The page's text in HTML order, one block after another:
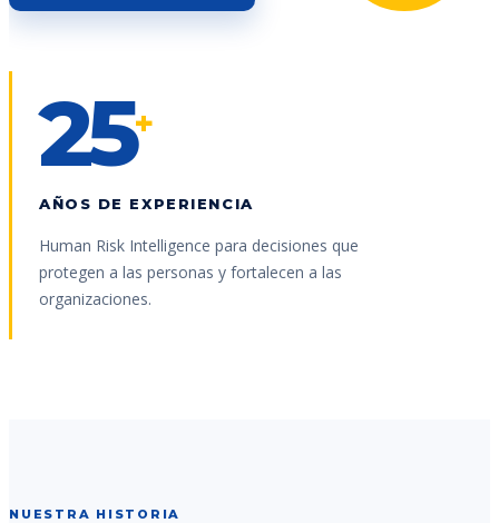
25+
AÑOS DE EXPERIENCIA
Human Risk Intelligence para decisiones que
protegen a las personas y fortalecen a las
organizaciones.
NUESTRA HISTORIA